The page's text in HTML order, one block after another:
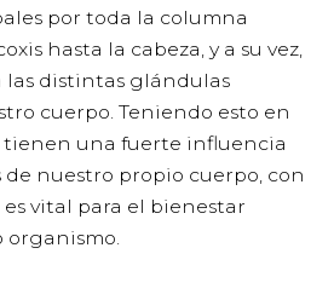
por toda la columna
hasta la cabeza, y a su vez,
las distintas glándulas
cuerpo. Teniendo esto en
tienen una fuerte influencia
nuestro propio cuerpo, con
vital para el bienestar